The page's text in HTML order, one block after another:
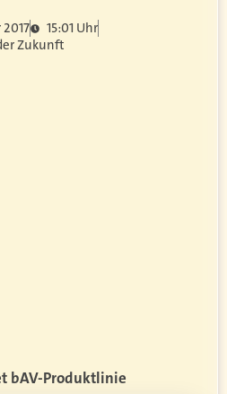
2017
15:01 Uhr
Zukunft
bAV-Produktlinie